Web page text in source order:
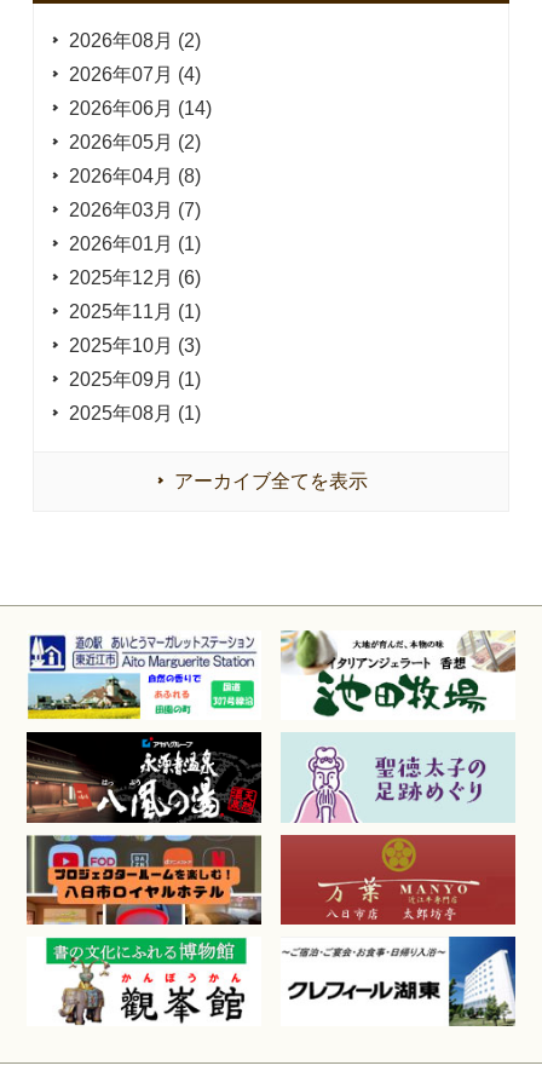
2026年08月 (2)
2026年07月 (4)
2026年06月 (14)
2026年05月 (2)
2026年04月 (8)
2026年03月 (7)
2026年01月 (1)
2025年12月 (6)
2025年11月 (1)
2025年10月 (3)
2025年09月 (1)
2025年08月 (1)
アーカイブ全てを表示